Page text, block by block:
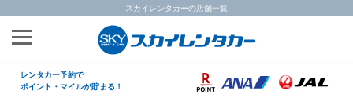
スカイレンタカーの店舗一覧
レンタカー予約で
ポイント・マイルが貯まる！